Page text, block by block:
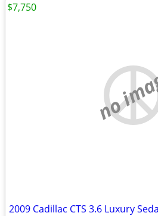
no
2009 Cadillac CTS 3.6 Luxury
$7,750